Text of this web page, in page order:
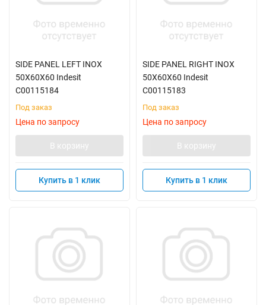
SIDE PANEL LEFT INOX
50X60X60 Indesit
C00115184
Под заказ
Цена по запросу
В корзину
Купить в 1 клик
SIDE PANEL RIGHT INOX
50X60X60 Indesit
C00115183
Под заказ
Цена по запросу
В корзину
Купить в 1 клик